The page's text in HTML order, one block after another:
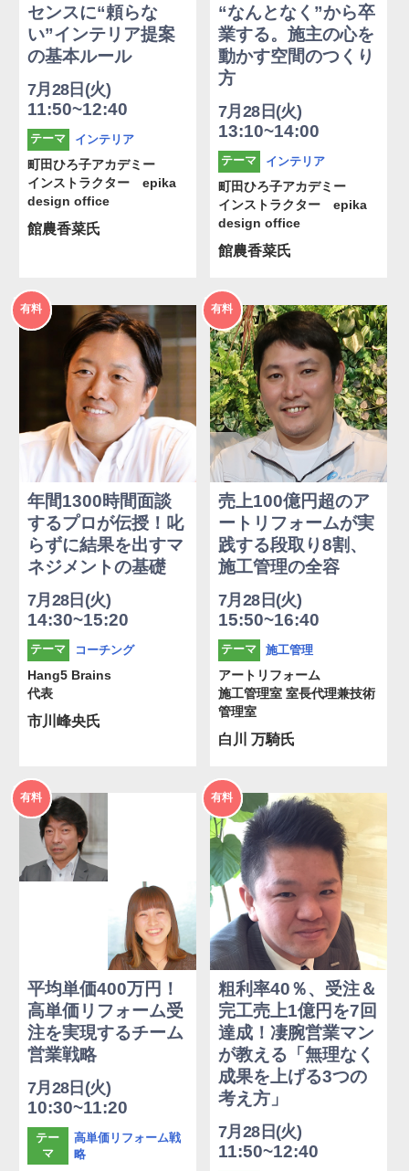
センスに“頼らな
い”インテリア提案
の基本ルール
7月28日(火)
11:50~12:40
テーマ
インテリア
町田ひろ子アカデミー
インストラクター epika
design office
館農香菜氏
“なんとなく”から卒
業する。施主の心を
動かす空間のつくり
方
7月28日(火)
13:10~14:00
テーマ
インテリア
町田ひろ子アカデミー
インストラクター epika
design office
館農香菜氏
2026年
度
有料
年間1300時間面談
するプロが伝授！叱
らずに結果を出すマ
ネジメントの基礎
7月28日(火)
14:30~15:20
テーマ
コーチング
Hang5 Brains
代表
市川峰央氏
2026年
度
有料
売上100億円超のア
ートリフォームが実
践する段取り8割、
施工管理の全容
7月28日(火)
15:50~16:40
テーマ
施工管理
アートリフォーム
施工管理室 室長代理兼技術
管理室
白川 万騎氏
2026年
度
有料
平均単価400万円！
高単価リフォーム受
注を実現するチーム
営業戦略
7月28日(火)
10:30~11:20
テー
マ
高単価リフォーム戦
略
2026年
度
有料
粗利率40％、受注＆
完工売上1億円を7回
達成！凄腕営業マン
が教える「無理なく
成果を上げる3つの
考え方」
7月28日(火)
11:50~12:40